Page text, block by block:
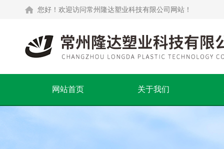
您好！欢迎访问常州隆达塑业科技有限公司网站！
网站首页 关于我们